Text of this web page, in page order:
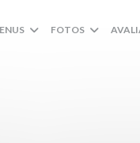
FOTOS